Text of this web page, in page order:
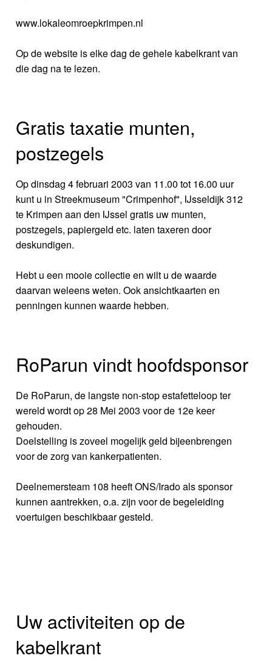
www.lokaleomroepkrimpen.nl
Op de website is elke dag de gehele kabelkrant van
die dag na te lezen.
Gratis taxatie munten,
postzegels
Op dinsdag 4 februari 2003 van 11.00 tot 16.00 uur
kunt u in Streekmuseum "Crimpenhof", IJsseldijk 312
te Krimpen aan den IJssel gratis uw munten,
postzegels, papiergeld etc. laten taxeren door
deskundigen.
Hebt u een mooie collectie en wilt u de waarde
daarvan weleens weten. Ook ansichtkaarten en
penningen kunnen waarde hebben.
RoParun vindt hoofdsponsor
De RoParun, de langste non-stop estafetteloop ter
wereld wordt op 28 Mei 2003 voor de 12e keer
gehouden.
Doelstelling is zoveel mogelijk geld bijeenbrengen
voor de zorg van kankerpatienten.
Deelnemersteam 108 heeft ONS/Irado als sponsor
kunnen aantrekken, o.a. zijn voor de begeleiding
voertuigen beschikbaar gesteld.
Uw activiteiten op de
kabelkrant